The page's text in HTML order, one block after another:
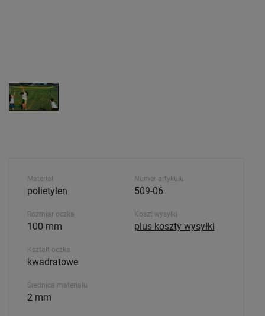
Materiał
polietylen
Rozmiar oczka
100 mm
Kształt oczka
kwadratowe
Średnica materiału
2 mm
Numer artykułu
509-06
Koszt wysyłki
plus koszty wysyłki